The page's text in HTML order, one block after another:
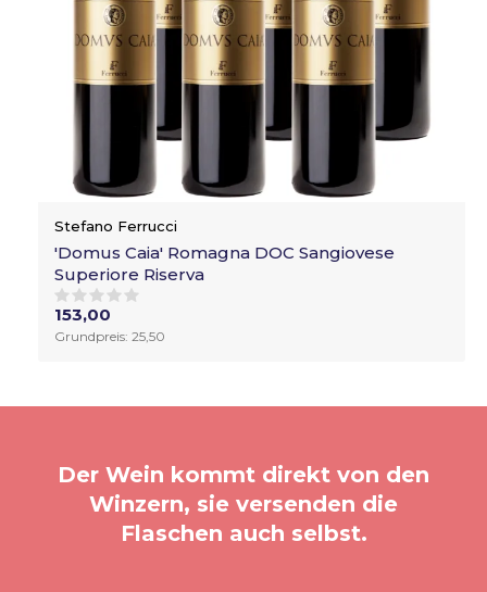
Stefano Ferrucci
'Domus Caia' Romagna DOC Sangiovese
Superiore Riserva
153,00
Grundpreis: 25,50
Der Wein kommt direkt von den
Winzern, sie versenden die
Flaschen auch selbst.